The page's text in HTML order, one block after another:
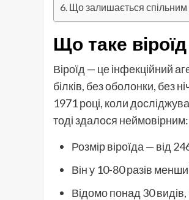
Що залишається
Що таке
Віроїд — це інфекційний
білків, без оболонки, без
1971 році, коли
тоді здалося
Розмір віроїда — від
Він у 10-80 разів
Відомо понад 30